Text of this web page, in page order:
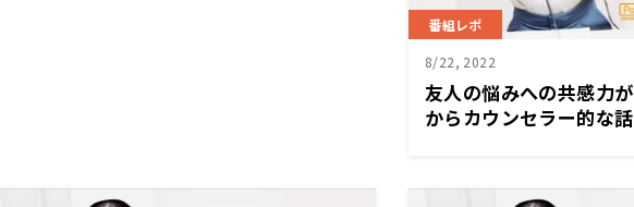
番組レポ
8/22, 2022
友人の悩みへの共感力
からカウンセラー的な